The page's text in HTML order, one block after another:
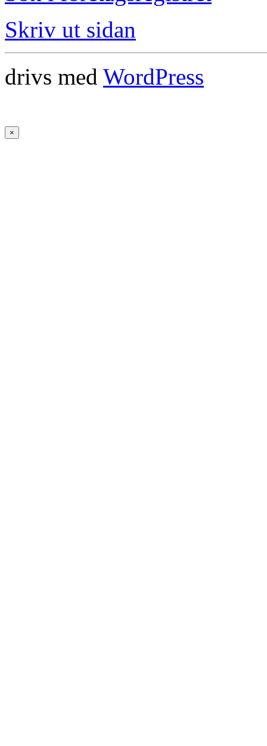
Skriv ut sidan
drivs med WordPress
×